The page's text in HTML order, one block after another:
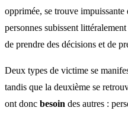
opprimée, se trouve
personnes subissent
de prendre des décisions et de
Deux types de victime se
tandis que la deuxième se
ont donc besoin des autres :